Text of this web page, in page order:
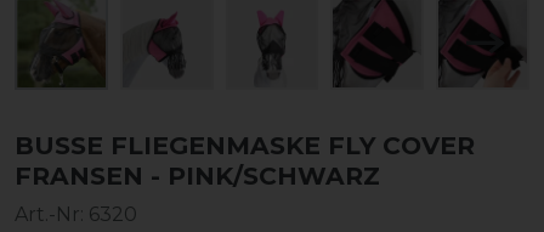
BUSSE FLIEGENMASKE FLY COVER
FRANSEN - PINK/SCHWARZ
Art.-Nr: 6320